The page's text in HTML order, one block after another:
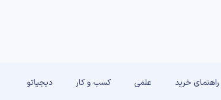
راهنمای خرید علمی کسب و کار دیجیاتو